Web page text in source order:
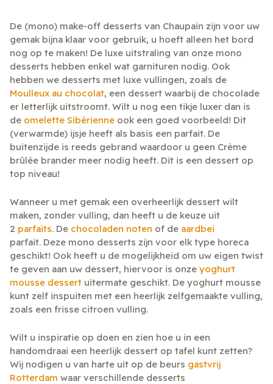
De (mono) make-off desserts van Chaupain zijn voor uw
gemak bijna klaar voor gebruik, u hoeft alleen het bord
nog op te maken! De luxe uitstraling van onze mono
desserts hebben enkel wat garnituren nodig. Ook
hebben we desserts met luxe vullingen, zoals de
Moulleux au chocolat, een dessert waarbij de chocolade
er letterlijk uitstroomt. Wilt u nog een tikje luxer dan is
de omelette Sibérienne ook een goed voorbeeld! Dit
(verwarmde) ijsje heeft als basis een parfait. De
buitenzijde is reeds gebrand waardoor u geen Crème
brûlée brander meer nodig heeft. Dit is een dessert op
top niveau!
Wanneer u met gemak een overheerlijk dessert wilt
maken, zonder vulling, dan heeft u de keuze uit
2 parfaits. De chocoladen noten of de aardbei
parfait. Deze mono desserts zijn voor elk type horeca
geschikt! Ook heeft u de mogelijkheid om uw eigen twist
te geven aan uw dessert, hiervoor is onze yoghurt
mousse dessert uitermate geschikt. De yoghurt mousse
kunt zelf inspuiten met een heerlijk zelfgemaakte vulling,
zoals een frisse citroen vulling.
Wilt u inspiratie op doen en zien hoe u in een
handomdraai een heerlijk dessert op tafel kunt zetten?
Wij nodigen u van harte uit op de beurs gastvrij
Rotterdam waar verschillende desserts